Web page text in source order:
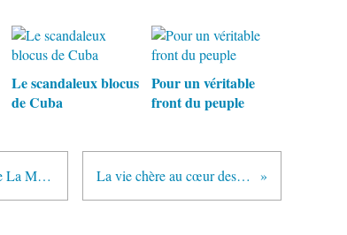
Le scandaleux blocus
de Cuba
Pour un véritable
front du peuple
André Chassaigne répond aux questions de La Montagne La vie chère au cœur des luttes